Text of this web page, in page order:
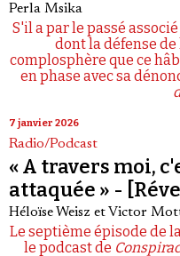
Perla Msika
S'il a par le passé
dont la défense
complosphère que ce
en phase avec sa
7 janvier 2026
Radio/Podcast
« A travers moi,
attaquée » -
Héloïse Weisz et Victor
Le septième épisode de
le podcast de